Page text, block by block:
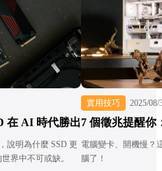
在 AI 時代勝出
說明為什麼 SSD 更
界中不可或缺。
實用技巧 2025/08/
7 個徵兆提醒你
電腦變卡、開機慢？
腦了！